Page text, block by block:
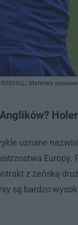
Materiały prasowe
uznane
Europy.
z żeńską
są bardzo